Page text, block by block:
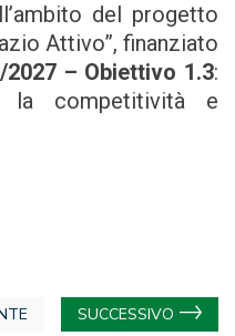
del progetto
Attivo”, finanziato
2027 – Obiettivo 1.3:
la competitività e
SUCCESSIVO